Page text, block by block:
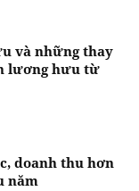
và những thay
lương hưu từ
doanh thu hơn
năm